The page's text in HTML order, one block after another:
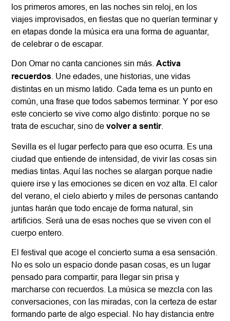
los primeros amores, en las noches sin reloj, en los
viajes improvisados, en fiestas que no querían terminar y
en etapas donde la música era una forma de aguantar,
de celebrar o de escapar.
Don Omar no canta canciones sin más.Activa
recuerdos . Une edades, une historias, une vidas
distintas en un mismo latido. Cada tema es un punto en
común, una frase que todos sabemos terminar. Y por eso
este concierto se vive como algo distinto: porque no se
trata de escuchar, sino devolver a sentir.
Sevilla es el lugar perfecto para que eso ocurra. Es una
ciudad que entiende de intensidad, de vivir las cosas sin
medias tintas. Aquí las noches se alargan porque nadie
quiere irse y las emociones se dicen en voz alta. El calor
del verano, el cielo abierto y miles de personas cantando
juntas harán que todo encaje de forma natural, sin
artificios. Será una de esas noches que se viven con el
cuerpo entero.
El festival que acoge el concierto suma a esa sensación.
No es solo un espacio donde pasan cosas, es un lugar
pensado para compartir, para llegar sin prisa y
marcharse con recuerdos. La música se mezcla con las
conversaciones, con las miradas, con la certeza de estar
formando parte de algo especial. No hay distancia entre